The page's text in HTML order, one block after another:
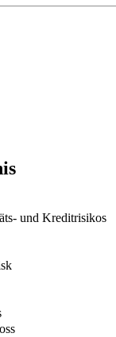
und Kreditrisikos